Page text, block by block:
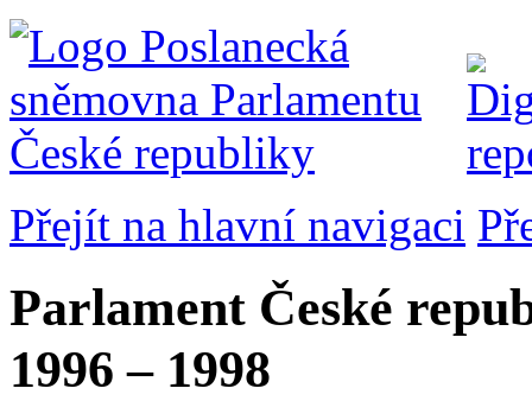
Přejít na hlavní navigaci
Parlament České
1996 – 1998